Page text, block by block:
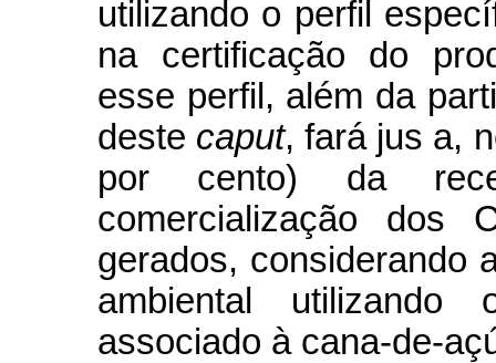
utilizando o perfil
na certificação do
esse perfil, além da
deste caput, fará jus a,
por cento) da
comercialização dos
gerados, considerando
ambiental utilizando
associado à cana-de-